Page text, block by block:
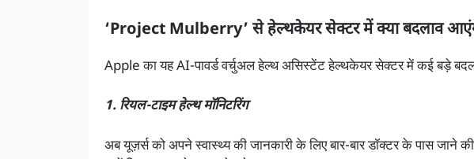
‘Project Mulberry’ से हेल्थकेयर सेक्टर में क्या बदलाव
Apple का यह AI-पावर्ड वर्चुअल हेल्थ असिस्टेंट हेल्थकेयर सेक्टर में कई बड़े
1. रियल-टाइम हेल्थ मॉनिटरिंग
अब यूज़र्स को अपने स्वास्थ्य की जानकारी के लिए बार-बार डॉक्टर के पास